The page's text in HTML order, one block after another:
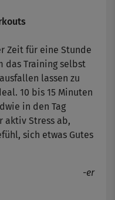
Zeit für eine Stunde
das Training selbst
lassen zu
10 bis 15 Minuten
in den Tag
aktiv Stress ab,
sich etwas Gutes
-er